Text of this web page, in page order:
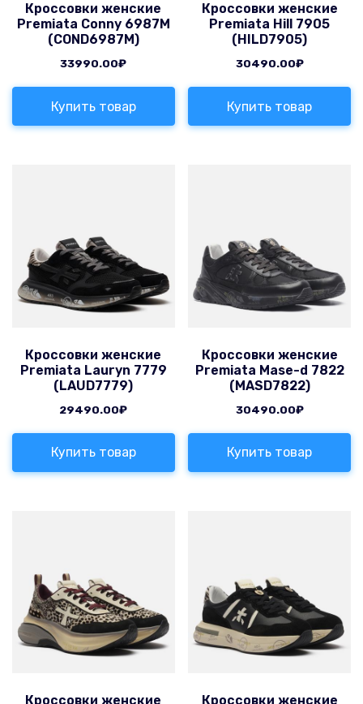
Кроссовки женские
Premiata Conny 6987M
(COND6987M)
33990.00₽
Купить товар
Кроссовки женские
Premiata Hill 7905
(HILD7905)
30490.00₽
Купить товар
Кроссовки женские
Premiata Lauryn 7779
(LAUD7779)
29490.00₽
Купить товар
Кроссовки женские
Premiata Mase-d 7822
(MASD7822)
30490.00₽
Купить товар
Кроссовки женские Кроссовки женские